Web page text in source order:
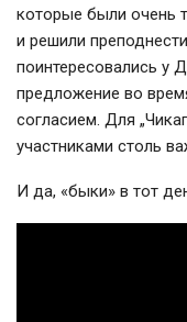
которые были очень
и решили
поинтересовались у
предложение во
согласием. Для
участниками столь
И да, «быки» в тот